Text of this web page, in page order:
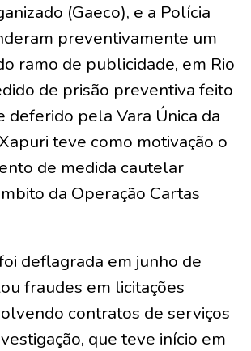
(Gaeco), e a Polícia
preventivamente um
ramo de publicidade, em Rio
de prisão preventiva feito
deferido pela Vara Única da
teve como motivação o
de medida cautelar
da Operação Cartas
deflagrada em junho de
fraudes em licitações
contratos de serviços
que teve início em